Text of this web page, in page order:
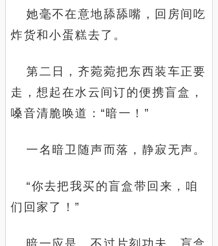
她毫不在意地舔舔嘴，回房间吃
炸货和小蛋糕去了。
第二日，齐菀菀把东西装车正要
走，想起在水云间订的便携盲盒，
嗓音清脆唤道：“暗一！”
一名暗卫随声而落，静寂无声。
“你去把我买的盲盒带回来，咱
们回家了！”
暗一应是，不过片刻功夫，盲盒